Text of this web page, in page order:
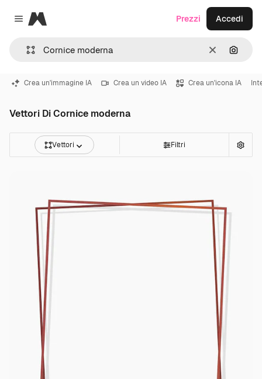
Close menu
Magnific
CancellaCerca
Prezzi Accedi
Crea un'immagine IA Crea un video IA Crea un'icona IA
Vettori Di Cornice moderna
Vettori Filtri